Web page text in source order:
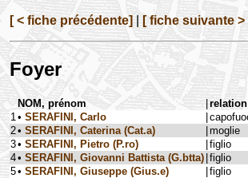
[ < fiche précédente] [ fiche suivante >
Foyer
NOM, prénom |relation
1 • SERAFINI, Carlo |
2• SERAFINI, Caterina (Cat.a) |moglie
3• SERAFINI, Pietro (P.ro) |figlio
4• SERAFINI, Giovanni Battista (G.btta) |figlio
5• SERAFINI, Giuseppe (Gius.e) |figlio